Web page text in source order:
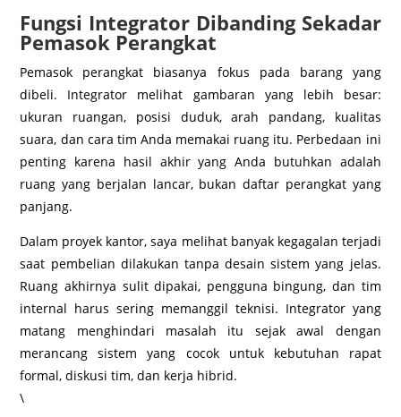
Fungsi Integrator Dibanding Sekadar
Pemasok Perangkat
Pemasok perangkat biasanya fokus pada barang yang
dibeli. Integrator melihat gambaran yang lebih besar:
ukuran ruangan, posisi duduk, arah pandang, kualitas
suara, dan cara tim Anda memakai ruang itu. Perbedaan ini
penting karena hasil akhir yang Anda butuhkan adalah
ruang yang berjalan lancar, bukan daftar perangkat yang
panjang.
Dalam proyek kantor, saya melihat banyak kegagalan terjadi
saat pembelian dilakukan tanpa desain sistem yang jelas.
Ruang akhirnya sulit dipakai, pengguna bingung, dan tim
internal harus sering memanggil teknisi. Integrator yang
matang menghindari masalah itu sejak awal dengan
merancang sistem yang cocok untuk kebutuhan rapat
formal, diskusi tim, dan kerja hibrid.
\